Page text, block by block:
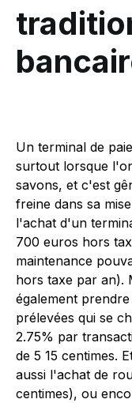
Un terminal de
surtout lorsque
savons, et c'est
freine dans sa
l'achat d'un
700 euros hors
maintenance
hors taxe par an).
également
prélevées qui se
2.75% par
de 5 15 centimes.
aussi l'achat de
centimes), ou